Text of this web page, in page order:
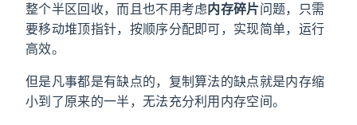
整个半区回收，而且也不用考虑内存碎片问题，只需
要移动堆顶指针，按顺序分配即可，实现简单，运行
高效。
但是凡事都是有缺点的，复制算法的缺点就是内存缩
小到了原来的一半，无法充分利用内存空间。